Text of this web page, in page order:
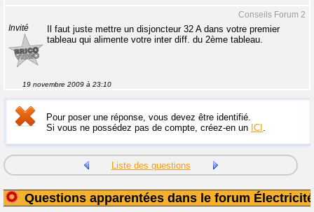
Conseils Forum 2
Invité
Il faut juste mettre un disjoncteur 32 A dans votre premier
tableau qui alimente votre inter diff. du 2ème tableau.
19 novembre 2009 à 23:10
Pour poser une réponse, vous devez être identifié.
Si vous ne possédez pas de compte, créez-en un ICI .
Liste des questions
Questions apparentées dans le forum Électricité